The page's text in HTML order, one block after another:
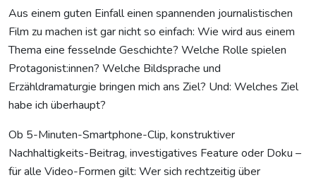
Aus einem guten Einfall einen spannenden journalistischen
Film zu machen ist gar nicht so einfach: Wie wird aus einem
Thema eine fesselnde Geschichte? Welche Rolle spielen
Protagonist:innen? Welche Bildsprache und
Erzähldramaturgie bringen mich ans Ziel? Und: Welches Ziel
habe ich überhaupt?
Ob 5-Minuten-Smartphone-Clip, konstruktiver
Nachhaltigkeits-Beitrag, investigatives Feature oder Doku –
für alle Video-Formen gilt: Wer sich rechtzeitig über